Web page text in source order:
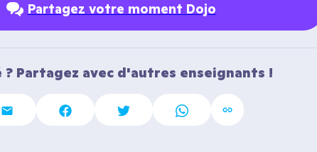
Partagez votre moment Dojo
? Partagez avec d'autres enseignants !